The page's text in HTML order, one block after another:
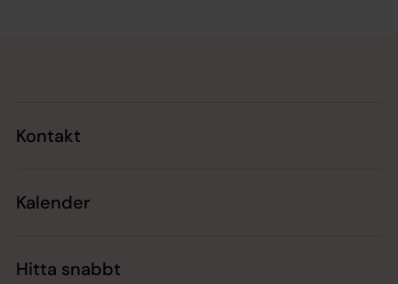
Kontakt
Kalender
Hitta snabbt